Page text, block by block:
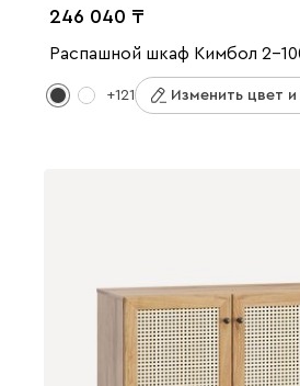
246 040
+121 Изменить цвет